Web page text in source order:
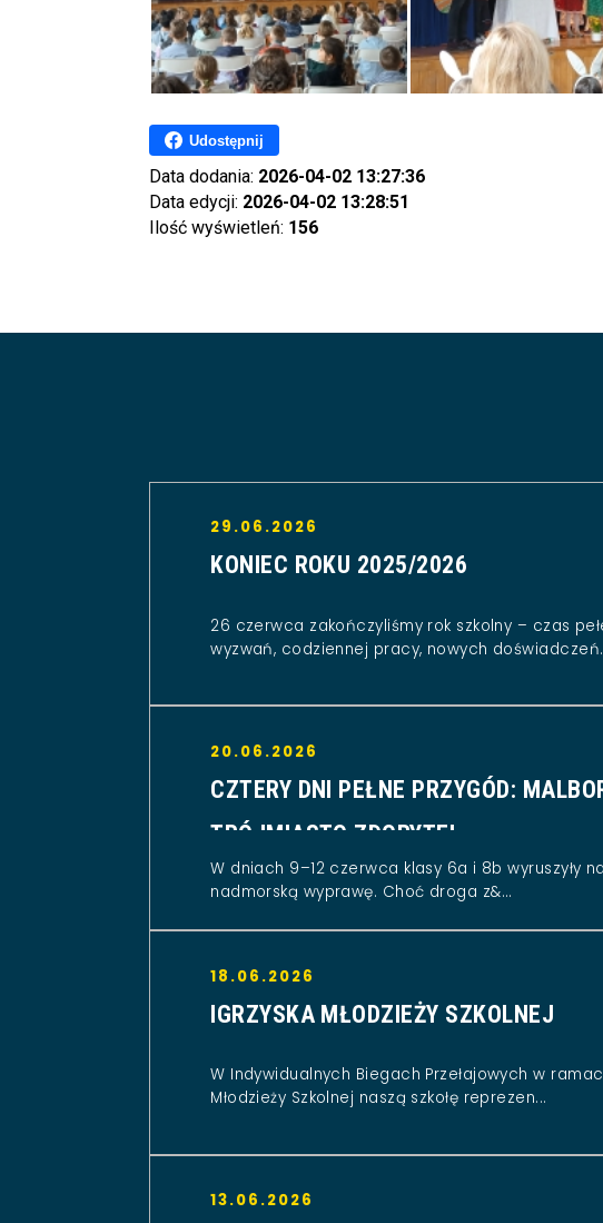
Udostępnij
Data dodania: 2026-04-02 13:27:36
Data edycji: 2026-04-02 13:28:51
Ilość wyświetleń: 156
29.06.2026
KONIEC ROKU 2025/2026
26 czerwca zakończyliśmy rok szkolny – czas
wyzwań, codziennej pracy, nowych
20.06.2026
CZTERY DNI PEŁNE PRZYGÓD:
TRÓJMIASTO ZDOBYTE!
W dniach 9–12 czerwca klasy 6a i 8b wyruszyły
nadmorską wyprawę. Choć droga z&...
18.06.2026
IGRZYSKA MŁODZIEŻY SZKOLNEJ
W Indywidualnych Biegach Przełajowych w
Młodzieży Szkolnej naszą szkołę reprezen...
13.06.2026